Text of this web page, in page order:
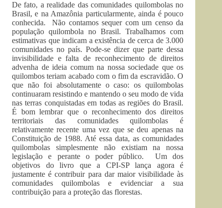
De fato, a realidade das comunidades quilombolas no
Brasil, e na Amazônia particularmente, ainda é pouco
conhecida. Não contamos sequer com um censo da
população quilombola no Brasil. Trabalhamos com
estimativas que indicam a existência de cerca de 3.000
comunidades no país. Pode-se dizer que parte dessa
invisibilidade e falta de reconhecimento de direitos
advenha de ideia comum na nossa sociedade que os
quilombos teriam acabado com o fim da escravidão. O
que não foi absolutamente o caso: os quilombolas
continuaram resistindo e mantendo o seu modo de vida
nas terras conquistadas em todas as regiões do Brasil.
É bom lembrar que o reconhecimento dos direitos
territoriais das comunidades quilombolas é
relativamente recente uma vez que se deu apenas na
Constituição de 1988. Até essa data, as comunidades
quilombolas simplesmente não existiam na nossa
legislação e perante o poder público. Um dos
objetivos do livro que a CPI-SP lança agora é
justamente é contribuir para dar maior visibilidade às
comunidades quilombolas e evidenciar a sua
contribuição para a proteção das florestas.